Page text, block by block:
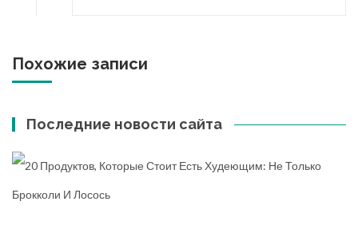
Похожие записи
Последние новости сайта